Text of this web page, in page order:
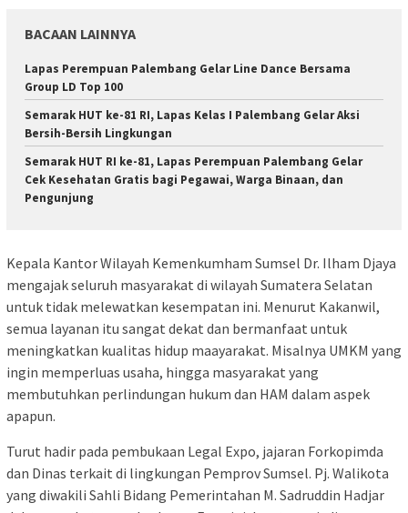
BACAAN LAINNYA
Lapas Perempuan Palembang Gelar Line Dance Bersama
Group LD Top 100
Semarak HUT ke-81 RI, Lapas Kelas I Palembang Gelar Aksi
Bersih-Bersih Lingkungan
Semarak HUT RI ke-81, Lapas Perempuan Palembang Gelar
Cek Kesehatan Gratis bagi Pegawai, Warga Binaan, dan
Pengunjung
Kepala Kantor Wilayah Kemenkumham Sumsel Dr. Ilham Djaya
mengajak seluruh masyarakat di wilayah Sumatera Selatan
untuk tidak melewatkan kesempatan ini. Menurut Kakanwil,
semua layanan itu sangat dekat dan bermanfaat untuk
meningkatkan kualitas hidup maayarakat. Misalnya UMKM yang
ingin memperluas usaha, hingga masyarakat yang
membutuhkan perlindungan hukum dan HAM dalam aspek
apapun.
Turut hadir pada pembukaan Legal Expo, jajaran Forkopimda
dan Dinas terkait di lingkungan Pemprov Sumsel. Pj. Walikota
yang diwakili Sahli Bidang Pemerintahan M. Sadruddin Hadjar